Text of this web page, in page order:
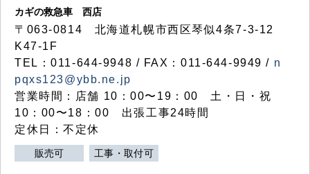
カギの救急車 西店
〒063-0814 北海道札幌市西区琴似4条7-3-12
K47-1F
TEL：011-644-9948 / FAX：011-644-9949 / n
pqxs123@ybb.ne.jp
営業時間：店舗 10：00〜19：00 土・日・祝
10：00〜18：00 出張工事24時間
定休日：不定休
販売可 工事・取付可